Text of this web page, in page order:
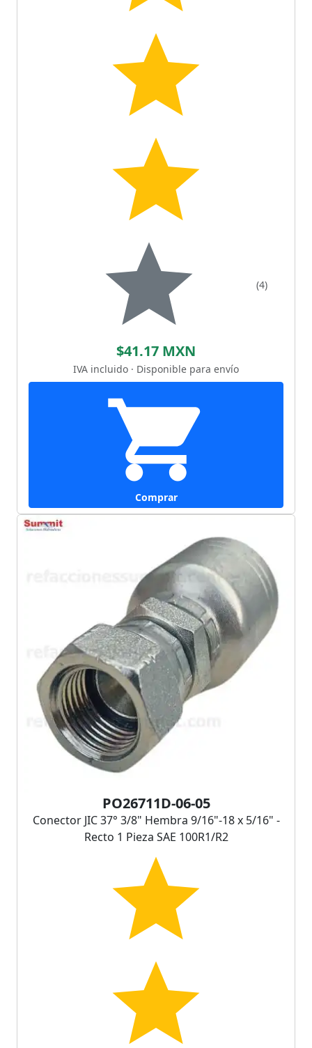
(4)
$41.17 MXN
IVA incluido · Disponible para envío
Comprar
PO26711D-06-05
Conector JIC 37° 3/8" Hembra 9/16"-18 x 5/16" -
Recto 1 Pieza SAE 100R1/R2